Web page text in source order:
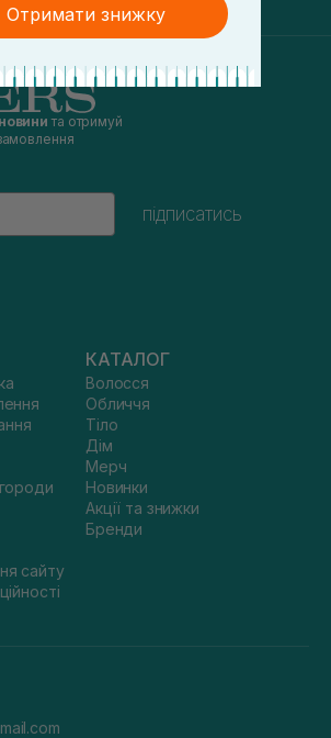
та отримуй
підписатись
сайту
КАТАЛОГ
Волосся
Обличчя
Тіло
Дім
Мерч
Новинки
Акції та знижки
Бренди
Отримати знижку